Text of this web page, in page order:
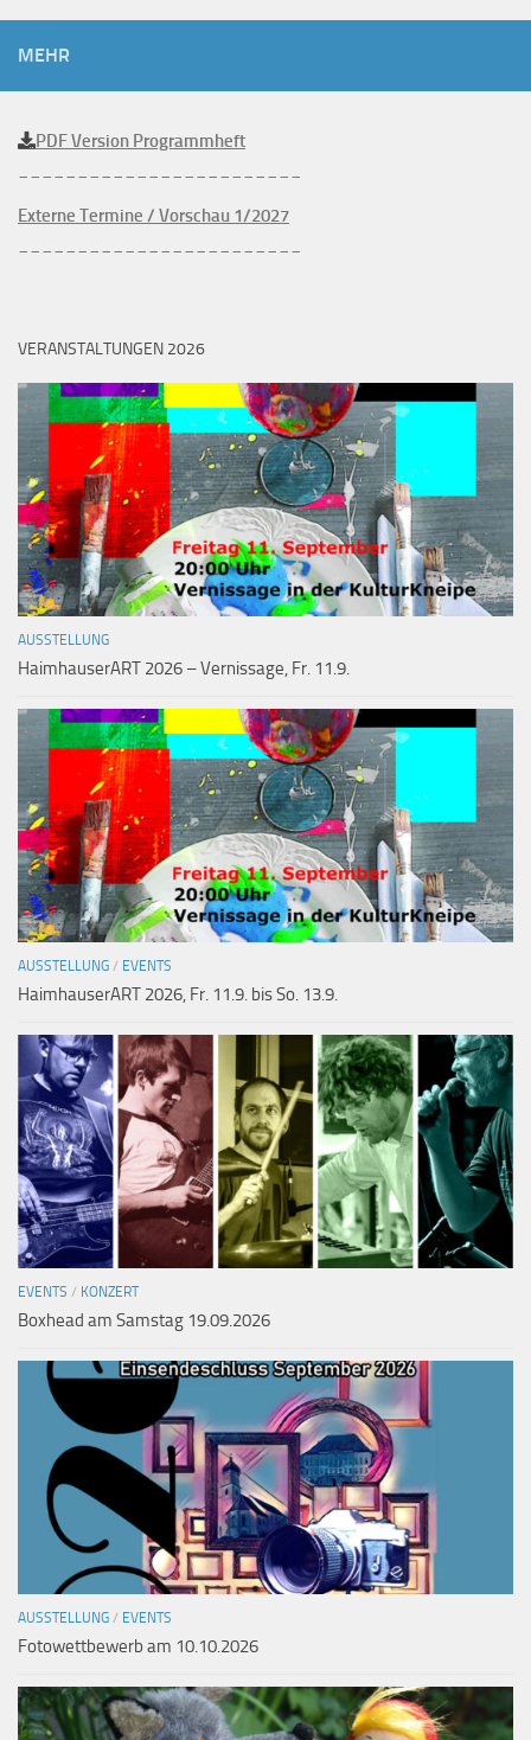
MEHR
PDF Version Programmheft
Externe Termine / Vorschau 1/2027
VERANSTALTUNGEN 2026
AUSSTELLUNG
HaimhauserART 2026 – Vernissage, Fr. 11.9.
AUSSTELLUNG / EVENTS
HaimhauserART 2026, Fr. 11.9. bis So. 13.9.
EVENTS / KONZERT
Boxhead am Samstag 19.09.2026
AUSSTELLUNG / EVENTS
Fotowettbewerb am 10.10.2026